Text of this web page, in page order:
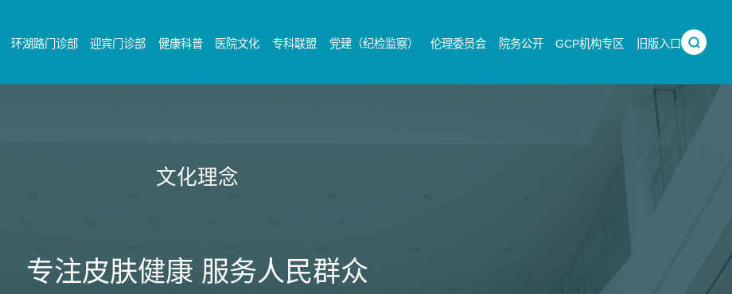
环湖路门诊部 迎宾门诊部 健康科普 医院文化 专科联盟 党建（纪检监察） 伦理委员会 院务公开 GCP机构专区 旧版入口
文化理念
专注皮肤健康 服务人民群众